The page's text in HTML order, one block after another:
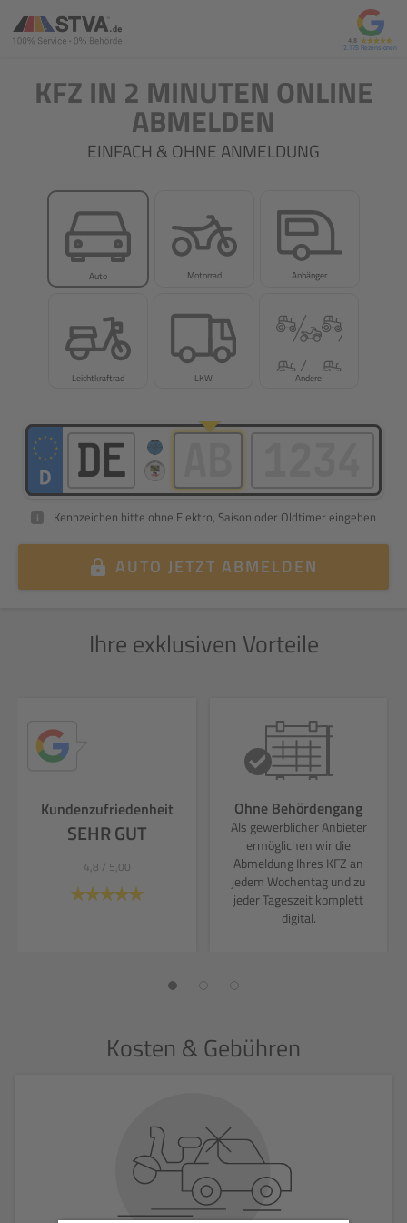
4,8
2.175
KFZ IN 2 MINUTEN ONLINE
ABMELDEN
EINFACH & OHNE ANMELDUNG
Auto Motorrad Anhänger
Leichtkraftrad LKW Andere
i Kennzeichen bitte ohne Elektro, Saison oder Oldtimer eingeben
AUTO JETZT ABMELDEN
Ihre exklusiven Vorteile
Kundenzufriedenheit
SEHR GUT
4,8 / 5,00
Ohne Behördengang
Als gewerblicher Anbieter
ermöglichen wir die
Abmeldung Ihres KFZ an
jedem Wochentag und zu
jeder Tageszeit komplett
digital.
Kosten & Gebühren